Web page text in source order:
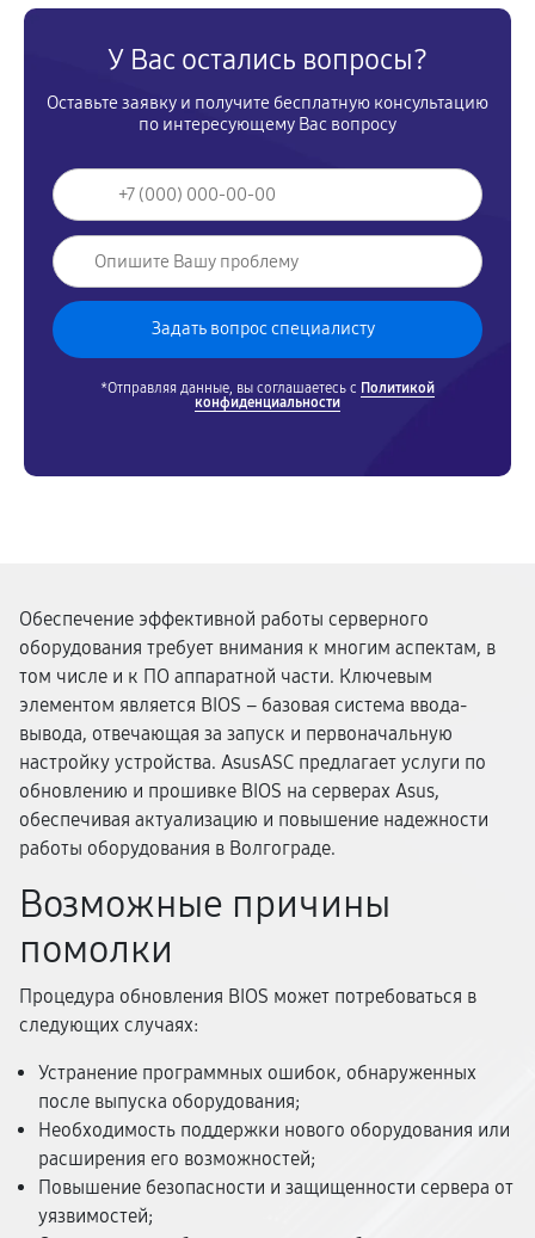
У Вас остались вопросы?
Оставьте заявку и получите бесплатную консультацию
по интересующему Вас вопросу
*Отправляя данные, вы соглашаетесь с Политикой
конфиденциальности
Обеспечение эффективной работы серверного
оборудования требует внимания к многим аспектам, в
том числе и к ПО аппаратной части. Ключевым
элементом является BIOS – базовая система ввода-
вывода, отвечающая за запуск и первоначальную
настройку устройства. AsusASC предлагает услуги по
обновлению и прошивке BIOS на серверах Asus,
обеспечивая актуализацию и повышение надежности
работы оборудования в Волгограде.
Возможные причины
помолки
Процедура обновления BIOS может потребоваться в
следующих случаях:
Устранение программных ошибок, обнаруженных
после выпуска оборудования;
Необходимость поддержки нового оборудования или
расширения его возможностей;
Повышение безопасности и защищенности сервера от
уязвимостей;